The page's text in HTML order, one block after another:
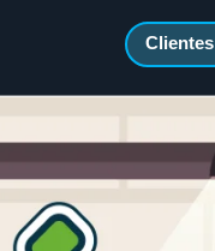
Clientes